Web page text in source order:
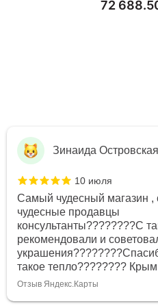
72
Зинаида Островская
10 июля
Самый чудесный магазин
чудесные продавцы
консультанты????????С
рекомендовали и
такое тепло????????
Отзыв Яндекс.Карты